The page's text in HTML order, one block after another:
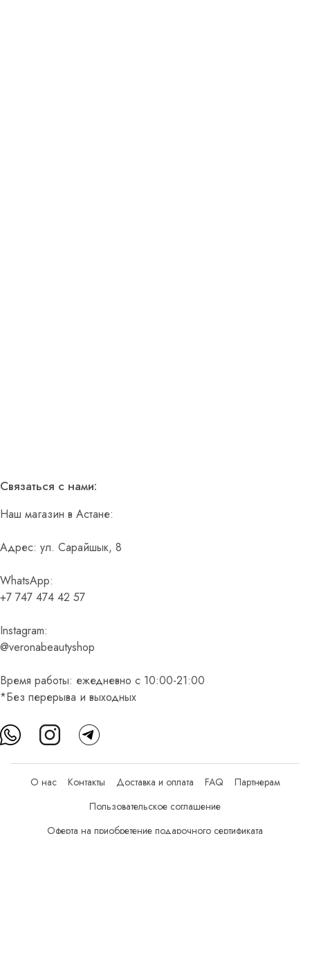
Связаться с нами:
Наш магазин в Астане:
Адрес: ул. Сарайшык, 8
WhatsApp:
+7 747 474 42 57
Instagram:
@veronabeautyshop
Время работы: ежедневно с 10:00-21:00
*Без перерыва и выходных
О нас Контакты Доставка и оплата FAQ
Партнерам
Пользовательское соглашение
Оферта на приобретение подарочного сертификата